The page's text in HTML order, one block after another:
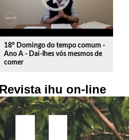
18º Domingo do tempo comum -
Ano A - Dai-lhes vós mesmos de
comer
Revista ihu on-line